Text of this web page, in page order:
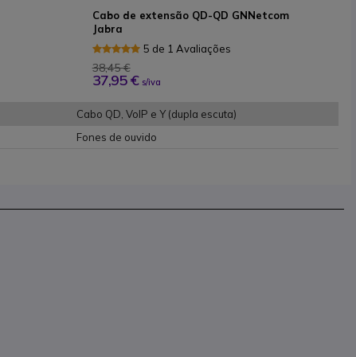
Cabo de extensão QD-QD GNNetcom
Jabra
5 de 1 Avaliações
38,45 €
37,95 € s/iva
Cabo QD, VoIP e Y (dupla escuta)
Fones de ouvido